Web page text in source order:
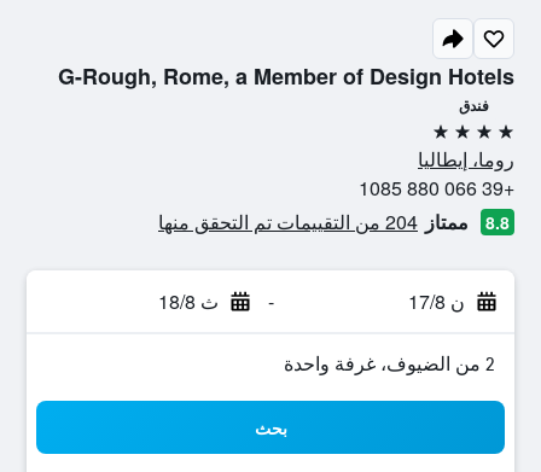
G-Rough, Rome, a Member of Design Hotels
فندق
4 نجوم
روما، إيطاليا
+39 066 880 1085
8.8 ممتاز 204 من التقييمات تم التحقق منها
ن 17/8 - ث 18/8
2 من الضيوف، غرفة واحدة
بحث